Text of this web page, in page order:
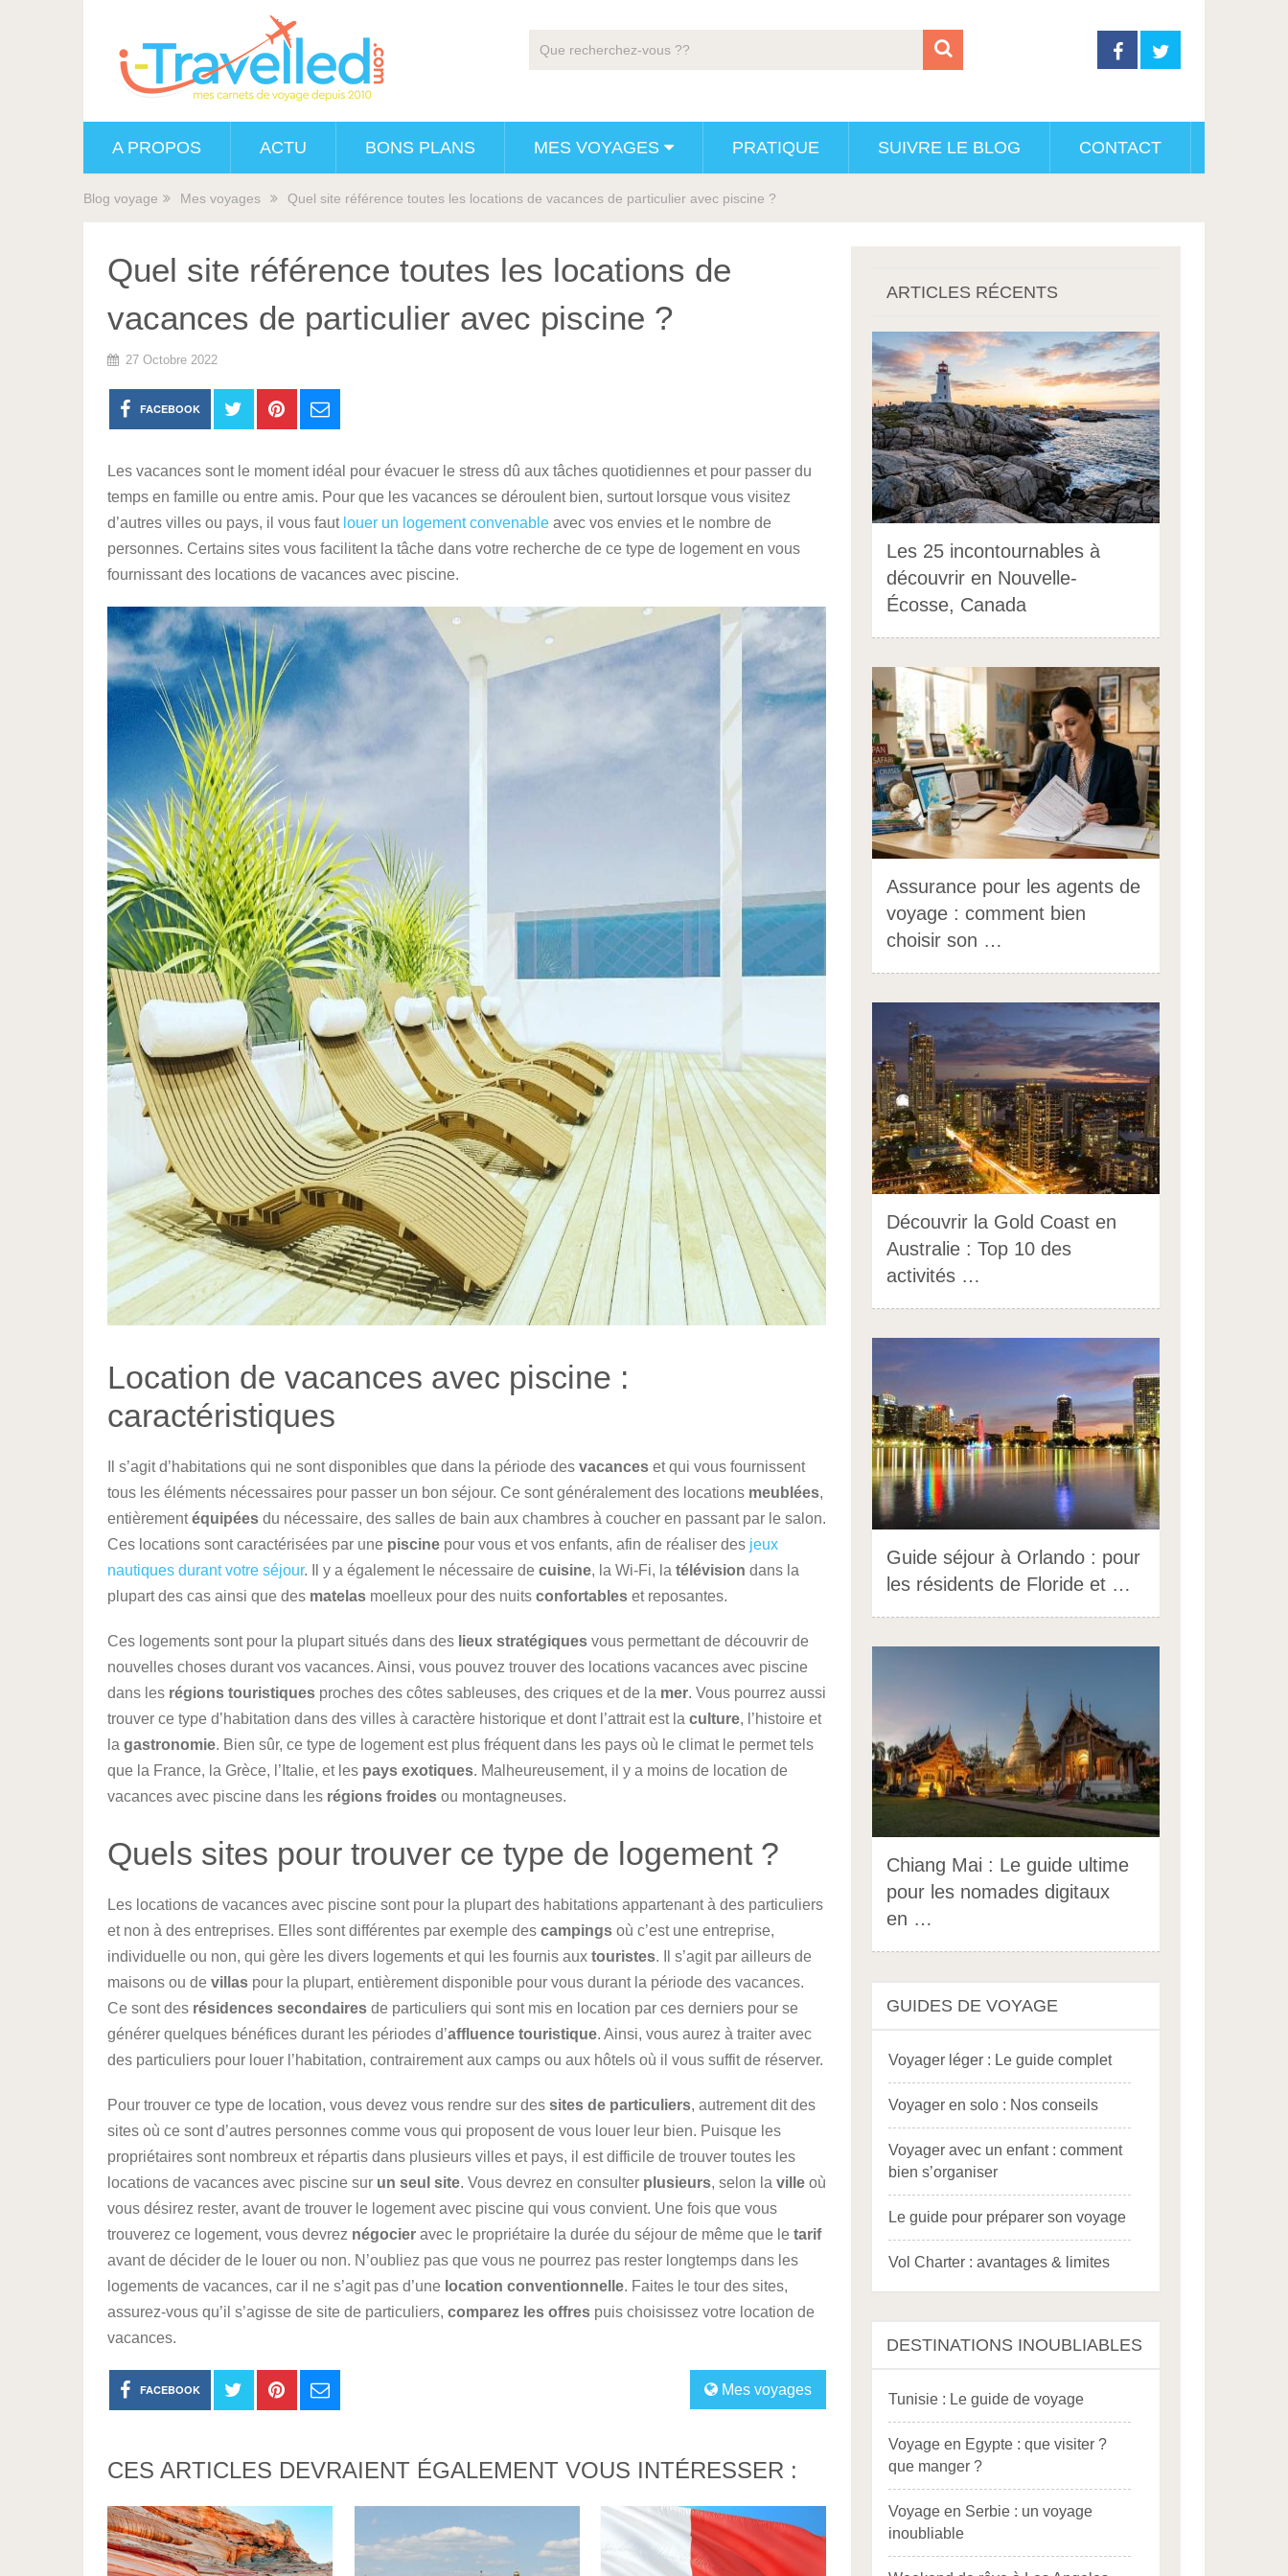
A PROPOS ACTU BONS PLANS MES VOYAGES PRATIQUE SUIVRE LE BLOG CONTACT
Blog voyage Mes voyages Quel site référence toutes les locations de vacances de particulier avec piscine ?
Quel site référence toutes les locations de
vacances de particulier avec piscine ?
27 Octobre 2022
FACEBOOK
Les vacances sont le moment idéal pour évacuer le stress dû aux tâches quotidiennes et pour passer du
temps en famille ou entre amis. Pour que les vacances se déroulent bien, surtout lorsque vous visitez
d’autres villes ou pays, il vous faut louer un logement convenable avec vos envies et le nombre de
personnes. Certains sites vous facilitent la tâche dans votre recherche de ce type de logement en vous
fournissant des locations de vacances avec piscine.
Location de vacances avec piscine :
caractéristiques
Il s’agit d’habitations qui ne sont disponibles que dans la période des vacances et qui vous fournissent
tous les éléments nécessaires pour passer un bon séjour. Ce sont généralement des locations meublées,
entièrementéquipées du nécessaire, des salles de bain aux chambres à coucher en passant par le salon.
Ces locations sont caractérisées par une piscine pour vous et vos enfants, afin de réaliser des jeux
nautiques durant votre séjour. Il y a également le nécessaire de cuisine, la Wi-Fi, la télévision dans la
plupart des cas ainsi que des matelas moelleux pour des nuits confortables et reposantes.
Ces logements sont pour la plupart situés dans des lieux stratégiques vous permettant de découvrir de
nouvelles choses durant vos vacances. Ainsi, vous pouvez trouver des locations vacances avec piscine
dans les régions touristiques proches des côtes sableuses, des criques et de la mer. Vous pourrez aussi
trouver ce type d’habitation dans des villes à caractère historique et dont l’attrait est la culture, l’histoire et
la gastronomie. Bien sûr, ce type de logement est plus fréquent dans les pays où le climat le permet tels
que la France, la Grèce, l’Italie, et les pays exotiques. Malheureusement, il y a moins de location de
vacances avec piscine dans les régions froides ou montagneuses.
Quels sites pour trouver ce type de logement ?
Les locations de vacances avec piscine sont pour la plupart des habitations appartenant à des particuliers
et non à des entreprises. Elles sont différentes par exemple des campings où c’est une entreprise,
individuelle ou non, qui gère les divers logements et qui les fournis aux touristes. Il s’agit par ailleurs de
maisons ou de villas pour la plupart, entièrement disponible pour vous durant la période des vacances.
Ce sont des résidences secondaires de particuliers qui sont mis en location par ces derniers pour se
générer quelques bénéfices durant les périodes d’affluence touristique. Ainsi, vous aurez à traiter avec
des particuliers pour louer l’habitation, contrairement aux camps ou aux hôtels où il vous suffit de réserver.
Pour trouver ce type de location, vous devez vous rendre sur des sites de particuliers, autrement dit des
sites où ce sont d’autres personnes comme vous qui proposent de vous louer leur bien. Puisque les
propriétaires sont nombreux et répartis dans plusieurs villes et pays, il est difficile de trouver toutes les
locations de vacances avec piscine sur un seul site. Vous devrez en consulter plusieurs, selon la ville où
vous désirez rester, avant de trouver le logement avec piscine qui vous convient. Une fois que vous
trouverez ce logement, vous devrez négocier avec le propriétaire la durée du séjour de même que le tarif
avant de décider de le louer ou non. N’oubliez pas que vous ne pourrez pas rester longtemps dans les
logements de vacances, car il ne s’agit pas d’une location conventionnelle. Faites le tour des sites,
assurez-vous qu’il s’agisse de site de particuliers, comparez les offres puis choisissez votre location de
vacances.
Mes voyages
FACEBOOK
CES ARTICLES DEVRAIENT ÉGALEMENT VOUS INTÉRESSER :
ARTICLES RÉCENTS
Les 25 incontournables à
découvrir en Nouvelle-
Écosse, Canada
Assurance pour les agents de
voyage : comment bien
choisir son …
Découvrir la Gold Coast en
Australie : Top 10 des
activités …
Guide séjour à Orlando : pour
les résidents de Floride et …
Chiang Mai : Le guide ultime
pour les nomades digitaux
en …
GUIDES DE VOYAGE
Voyager léger : Le guide complet
Voyager en solo : Nos conseils
Voyager avec un enfant : comment
bien s’organiser
Le guide pour préparer son voyage
Vol Charter : avantages & limites
DESTINATIONS INOUBLIABLES
Tunisie : Le guide de voyage
Voyage en Egypte : que visiter ?
que manger ?
Voyage en Serbie : un voyage
inoubliable